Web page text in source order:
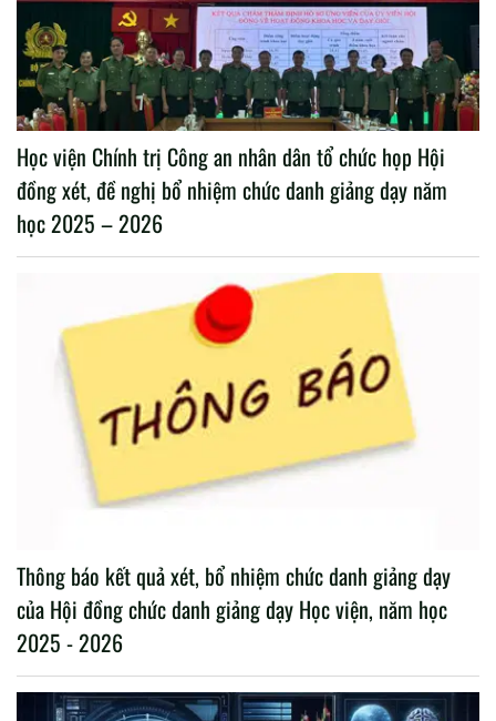
Học viện Chính trị Công an nhân dân tổ chức họp Hội
đồng xét, đề nghị bổ nhiệm chức danh giảng dạy năm
học 2025 – 2026
Thông báo kết quả xét, bổ nhiệm chức danh giảng dạy
của Hội đồng chức danh giảng dạy Học viện, năm học
2025 - 2026